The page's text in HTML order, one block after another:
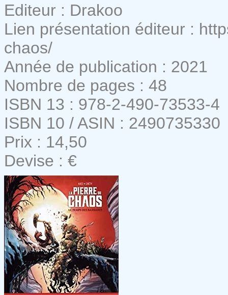
Editeur : Drakoo
Lien présentation éditeur :
chaos/
Année de publication : 2021
Nombre de pages : 48
ISBN 13 : 978-2-490-73533-4
ISBN 10 / ASIN : 2490735330
Prix : 14,50
Devise : €